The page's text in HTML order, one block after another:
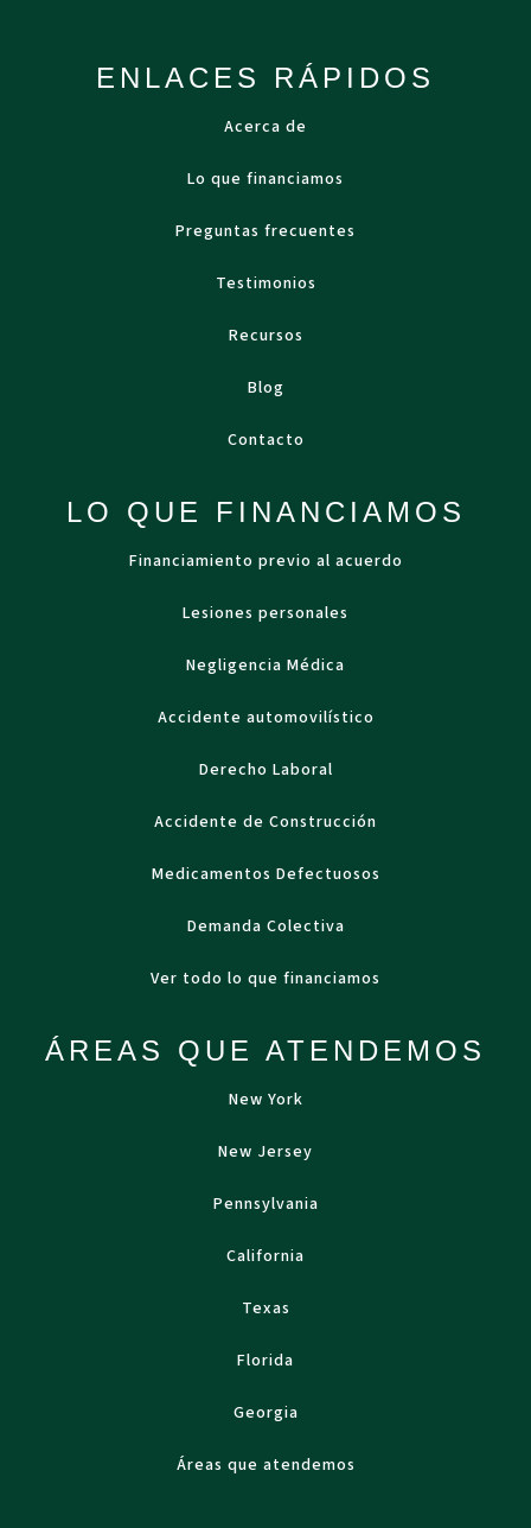
ENLACES RÁPIDOS
Acerca de
Lo que financiamos
Preguntas frecuentes
Testimonios
Recursos
Blog
Contacto
LO QUE FINANCIAMOS
Financiamiento previo al acuerdo
Lesiones personales
Negligencia Médica
Accidente automovilístico
Derecho Laboral
Accidente de Construcción
Medicamentos Defectuosos
Demanda Colectiva
Ver todo lo que financiamos
ÁREAS QUE ATENDEMOS
New York
New Jersey
Pennsylvania
California
Texas
Florida
Georgia
Áreas que atendemos